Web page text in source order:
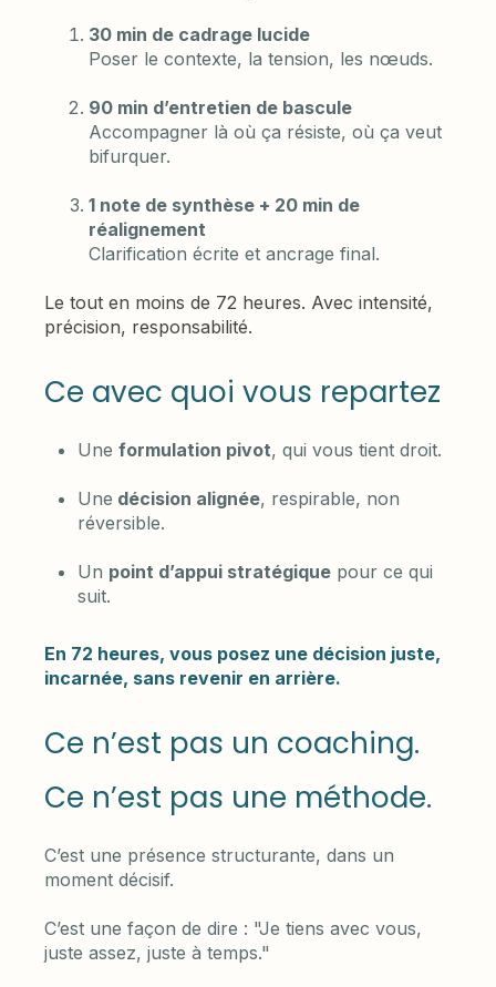
30 min de cadrage lucide
Poser le contexte, la tension, les nœuds.
90 min d’entretien de bascule
Accompagner là où ça résiste, où ça veut
bifurquer.
1 note de synthèse + 20 min de
réalignement
Clarification écrite et ancrage final.
Le tout en moins de 72 heures. Avec intensité,
précision, responsabilité.
Ce avec quoi vous repartez
Une formulation pivot, qui vous tient droit.
Une décision alignée, respirable, non
réversible.
Un point d’appui stratégique pour ce qui
suit.
En 72 heures, vous posez une décision juste,
incarnée, sans revenir en arrière.
Ce n’est pas un coaching.
Ce n’est pas une méthode.
C’est une présence structurante, dans un
moment décisif.
C’est une façon de dire : "Je tiens avec vous,
juste assez, juste à temps."